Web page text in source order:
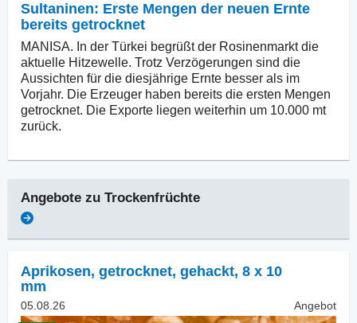
Sultaninen: Erste Mengen der neuen Ernte
bereits getrocknet
MANISA. In der Türkei begrüßt der Rosinenmarkt die
aktuelle Hitzewelle. Trotz Verzögerungen sind die
Aussichten für die diesjährige Ernte besser als im
Vorjahr. Die Erzeuger haben bereits die ersten Mengen
getrocknet. Die Exporte liegen weiterhin um 10.000 mt
zurück.
Angebote zu Trockenfrüchte
Aprikosen, getrocknet, gehackt, 8 x 10
mm
05.08.26 Angebot